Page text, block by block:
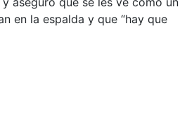
en la espalda y que “hay que